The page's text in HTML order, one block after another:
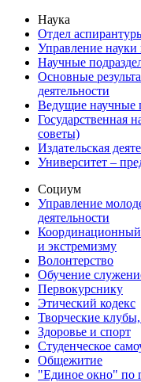
Наука
Отдел
Управление
Научные
Основные
деятельности
Ведущие научные
Государственная
советы)
Издательская
Университет –
Социум
Управление
деятельности
Координационный
и экстремизму
Волонтерство
Обучение
Первокурснику
Этический кодекс
Творческие
Здоровье и спорт
Студенческое
Общежитие
"Единое окно" по